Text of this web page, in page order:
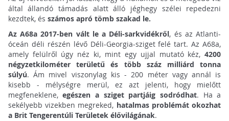
által állandó támadás alatt álló jéghegy szélei repedezni
kezdtek, és számos apró tömb szakad le.
Az A68a 2017-ben vált le a Déli-sarkvidékről, és az Atlanti-
óceán déli részén lévő Déli-Georgia-sziget felé tart. Az A68a,
amely felülről úgy néz ki, mint egy ujjal mutató kéz,4200
négyzetkilométer területű és több száz milliárd tonna
súlyú. Ám mivel viszonylag kis - 200 méter vagy annál is
kisebb - mélységre merül, ez azt jelenti, hogy mielőtt
megfeneklene,egészen a sziget partjáig sodródhat. Ha a
sekélyebb vizekben megreked, hatalmas problémát okozhat
a Brit Tengerentúli Területek élővilágának.